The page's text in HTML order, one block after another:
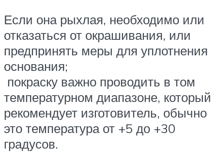
Если она рыхлая, необходимо или
отказаться от окрашивания, или
предпринять меры для уплотнения
основания;
покраску важно проводить в том
температурном диапазоне, который
рекомендует изготовитель, обычно
это температура от +5 до +30
градусов.